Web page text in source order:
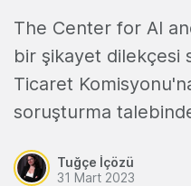
The Center for AI
bir şikayet dilekçesi
Ticaret
soruşturma
Tuğçe İçözü
31 Mart 2023